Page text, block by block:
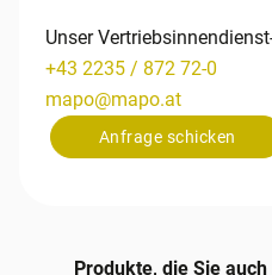
Unser
+43 2235 / 872 72-0
mapo@mapo.at
Anfrage schicken
Produkte, die Sie